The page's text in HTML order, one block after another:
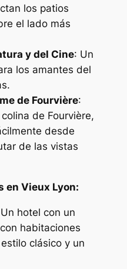
los patios
el lado más
y del Cine: Un
los amantes del
de Fourvière:
de Fourvière,
desde
de las vistas
en Vieux Lyon:
hotel con un
habitaciones
clásico y un